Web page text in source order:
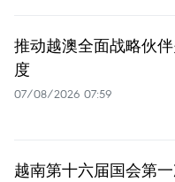
推动越澳全面战略伙
度
07/08/2026 07:59
越南第十六届国会第